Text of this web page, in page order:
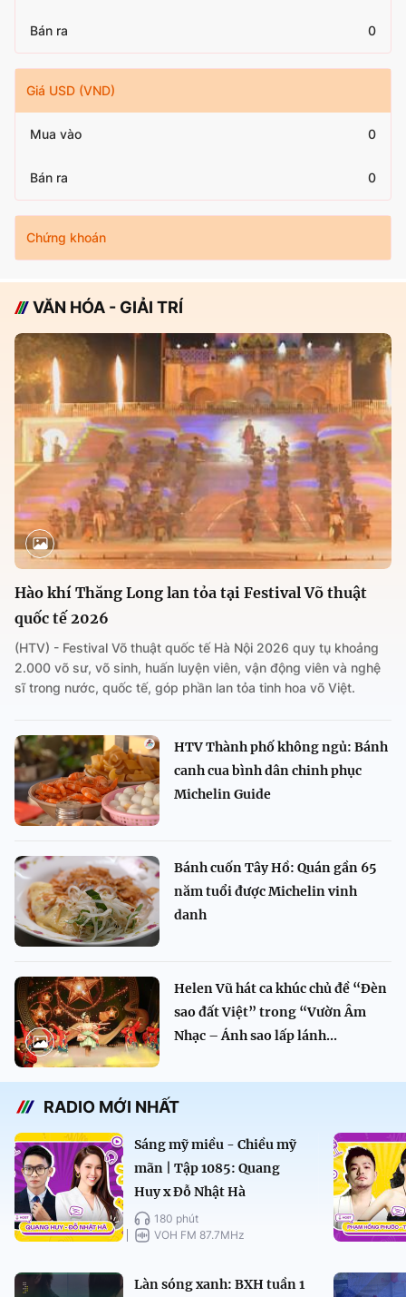
Bán ra 0
Giá USD (VND)
Mua vào 0
Bán ra 0
Chứng khoán
VĂN HÓA - GIẢI TRÍ
Hào khí Thăng Long lan tỏa tại Festival Võ thuật
quốc tế 2026
(HTV) - Festival Võ thuật quốc tế Hà Nội 2026 quy tụ khoảng
2.000 võ sư, võ sinh, huấn luyện viên, vận động viên và nghệ
sĩ trong nước, quốc tế, góp phần lan tỏa tinh hoa võ Việt.
HTV Thành phố không ngủ: Bánh
canh cua bình dân chinh phục
Michelin Guide
Bánh cuốn Tây Hồ: Quán gần 65
năm tuổi được Michelin vinh
danh
Helen Vũ hát ca khúc chủ đề “Đèn
sao đất Việt” trong “Vườn Âm
Nhạc – Ánh sao lấp lánh...
RADIO MỚI NHẤT
Sáng mỹ miều - Chiều mỹ
mãn | Tập 1085: Quang
Huy x Đỗ Nhật Hà
180 phút
VOH FM 87.7MHz
Làn sóng xanh: BXH tuần 1